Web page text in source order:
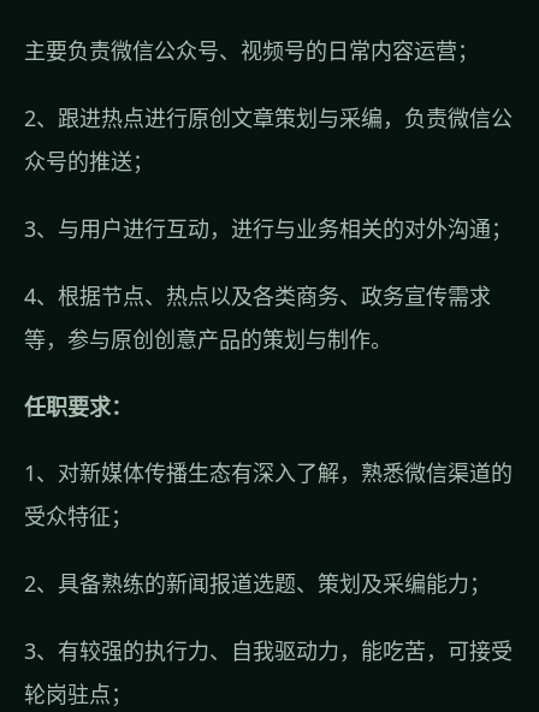
主要负责微信公众号、视频号的日常内容运营；
2、跟进热点进行原创文章策划与采编，负责微信公
众号的推送；
3、与用户进行互动，进行与业务相关的对外沟通；
4、根据节点、热点以及各类商务、政务宣传需求
等，参与原创创意产品的策划与制作。
任职要求：
1、对新媒体传播生态有深入了解，熟悉微信渠道的
受众特征；
2、具备熟练的新闻报道选题、策划及采编能力；
3、有较强的执行力、自我驱动力，能吃苦，可接受
轮岗驻点；